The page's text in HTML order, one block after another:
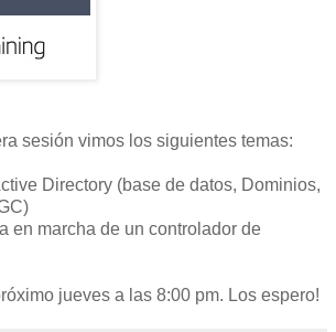
sesión vimos los siguientes temas:
Directory (base de datos, Dominios,
en marcha de un controlador de
jueves a las 8:00 pm. Los espero!